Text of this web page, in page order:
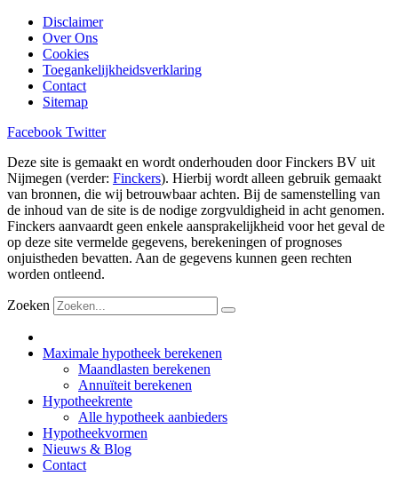
Disclaimer
Over Ons
Cookies
Toegankelijkheidsverklaring
Contact
Sitemap
Facebook Twitter
Deze site is gemaakt en wordt onderhouden door Finckers BV uit
Nijmegen (verder: Finckers). Hierbij wordt alleen gebruik gemaakt
van bronnen, die wij betrouwbaar achten. Bij de samenstelling van
de inhoud van de site is de nodige zorgvuldigheid in acht genomen.
Finckers aanvaardt geen enkele aansprakelijkheid voor het geval de
op deze site vermelde gegevens, berekeningen of prognoses
onjuistheden bevatten. Aan de gegevens kunnen geen rechten
worden ontleend.
Zoeken
Maximale hypotheek berekenen
Maandlasten berekenen
Annuïteit berekenen
Hypotheekrente
Alle hypotheek aanbieders
Hypotheekvormen
Nieuws & Blog
Contact